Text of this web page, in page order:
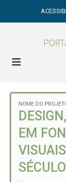
NOME DO
EM